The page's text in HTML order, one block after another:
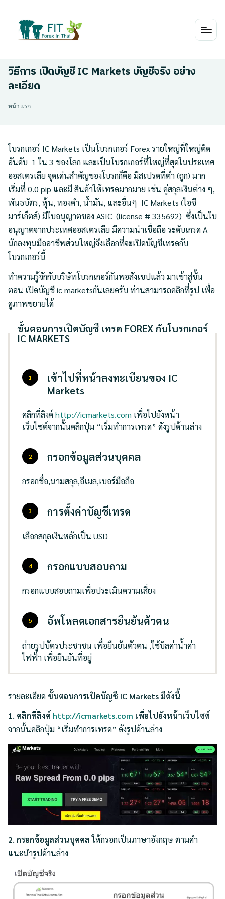
วิธีการ เปิดบัญชี IC Markets บัญชีจริง อย่าง
ละเอียด
หน้าแรก
โบรกเกอร์ IC Markets เป็นโบรกเกอร์ Forex รายใหญ่ที่ใหญ่ติด
อันดับ 1 ใน 3 ของโลก และเป็นโบรกเกอร์ที่ใหญ่ที่สุดในประเทศ
ออสเตรเลีย จุดเด่นสำคัญของโบรกก็คือ มีสเปรดที่ต่ำ (ถูก) มาก
เริ่มที่ 0.0 pip และมี สินค้าให้เทรดมากมาย เช่น คู่สกุลเงินต่าง ๆ,
พันธบัตร, หุ้น, ทองคำ, น้ำมัน, และอื่นๆ IC Markets (ไอซี
มาร์เก็ตส์) มีใบอนุญาตของ ASIC (license # 335692) ซึ่งเป็นใบ
อนุญาตจากประเทศออสเตรเลีย มีความน่าเชื่อถือ ระดับเกรด A
นักลงทุนมืออาชีพส่วนใหญ่จึงเลือกที่จะเปิดบัญชีเทรดกับ
โบรกเกอร์นี้
ทำความรู้จักกับบริษัทโบรกเกอร์กันพอสังเขปแล้ว มาเข้าสู่ขั้น
ตอน เปิดบัญชี ic marketsกันเลยครับ ท่านสามารถคลิกที่รูป เพื่อ
ดูภาพขยายได้
ขั้นตอนการเปิดบัญชี เทรด FOREX กับโบรกเกอร์
IC MARKETS
เข้าไปที่หน้าลงทะเบียนของ IC
Markets
คลิกที่ลิงค์ http://icmarkets.com เพื่อไปยังหน้า
เว็บไซต์จากนั้นคลิกปุ่ม “เริ่มทำการเทรด” ดังรูปด้านล่าง
กรอกข้อมูลส่วนบุคคล
กรอกชื่อ,นามสกุล,อีเมล,เบอร์มือถือ
การตั้งค่าบัญชีเทรด
เลือกสกุลเงินหลักเป็น USD
กรอกแบบสอบถาม
กรอกแบบสอบถามเพื่อประเมินความเสี่ยง
อัพโหลดเอกสารยืนยันตัวตน
ถ่ายรูปบัตรประชาชน เพื่อยืนยันตัวตน ,ใช้บิลค่าน้ำค่า
ไฟฟ้า เพื่อยืนยันที่อยู่
รายละเอียด ขั้นตอนการเปิดบัญชี IC Markets มีดังนี้
1. คลิกที่ลิงค์ http://icmarkets.com เพื่อไปยังหน้าเว็บไซต์
จากนั้นคลิกปุ่ม “เริ่มทำการเทรด” ดังรูปด้านล่าง
2. กรอกข้อมูลส่วนบุคคลให้กรอกเป็นภาษาอังกฤษ ตามคำ
แนะนำรูปด้านล่าง